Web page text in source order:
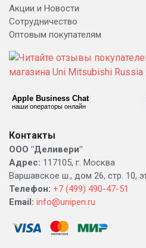
Акции и Новости
Сотрудничество
Оптовым покупателям
Контакты
ООО "Деливери"
Адрес: 117105, г. Москва
Варшавское ш., дом 26, стр. 10,
Телефон: +7 (499) 490-47-51
Email: info@unipen.ru